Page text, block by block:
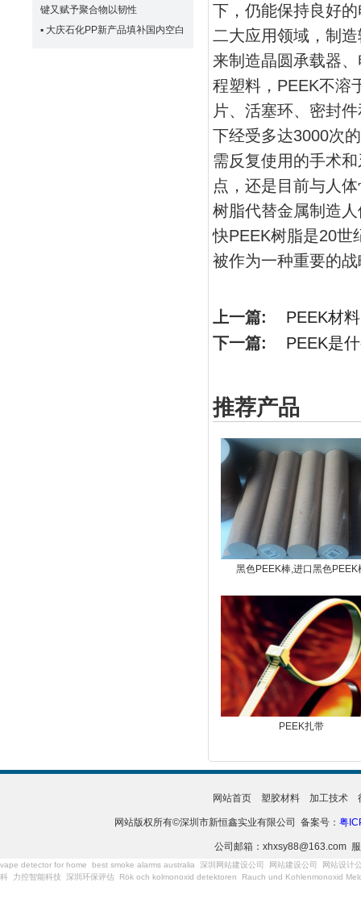
键又赋予聚合物以韧性
▪ 大庆石化PP新产品填补国内空白
下，仍能保持良好
二大应用领域，制
来制造晶圆承载器
程塑料，PEEK不溶
片、活塞环、密封
下经受多达3000次
需反复使用的手术
点，还是目前与人
树脂代替金属制造
快PEEK树脂是20世
被作为一种重要的
上一篇: PEEK材
下一篇: PEEK是
推荐产品
黑色PEEK棒,进口黑色PEEK
PEEK扎带
网站首页 塑胶材料 加工技术
网站版权所有©深圳市新恒鑫实业有限公司 备案号： 粤
公司邮箱：xhxsy88@163.com
vape detector for home best smoke alarms australia 深圳网站建设公司 网站建设公司
网站设计
科
力控智能科技 深圳环保评估 Rök och kolmonoxid detektoren Rauch und Kohlenmonoxid